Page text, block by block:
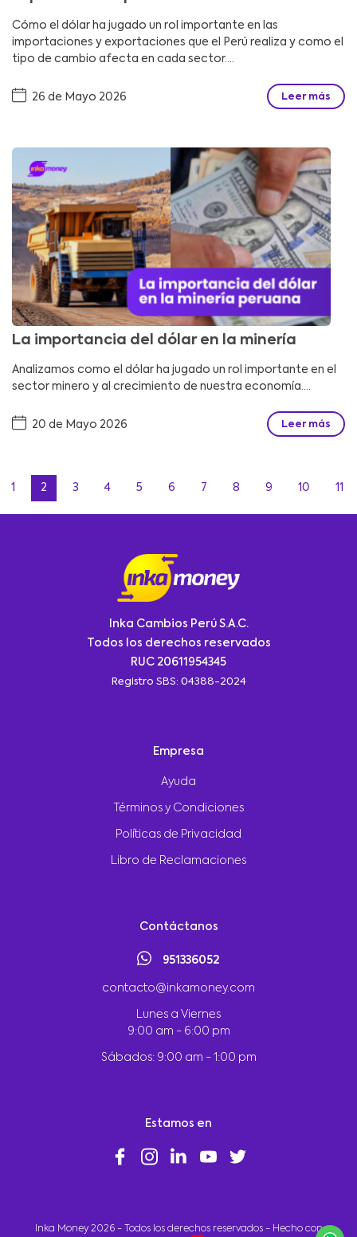
Cómo el dólar ha jugado un rol importante en las
importaciones y exportaciones que el Perú realiza y como el
tipo de cambio afecta en cada sector....
26 de Mayo 2026 Leer más
La importancia del dólar en la minería
Analizamos como el dólar ha jugado un rol importante en el
sector minero y al crecimiento de nuestra economía....
20 de Mayo 2026 Leer más
1 2 3 4 5 6 7 8 9 10 11
Inka Cambios Perú S.A.C.
Todos los derechos reservados
RUC 20611954345
Registro SBS: 04388-2024
Empresa
Ayuda
Términos y Condiciones
Políticas de Privacidad
Libro de Reclamaciones
Contáctanos
951336052
contacto@inkamoney.com
Lunes a Viernes
9:00 am - 6:00 pm
Sábados: 9:00 am - 1:00 pm
Estamos en
Inka Money 2026 - Todos los derechos reservados - Hecho con